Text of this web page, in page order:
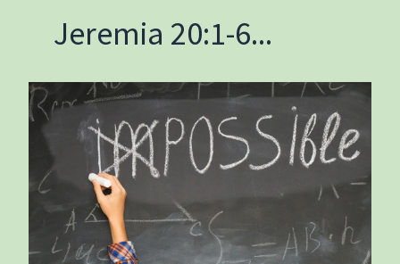
Jeremia 20:1-6...